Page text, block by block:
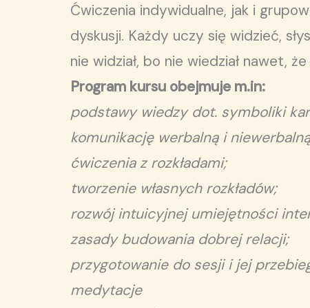
Ćwiczenia indywidualne, jak i
dyskusji. Każdy uczy się widzieć,
nie widział, bo nie wiedział nawet,
Program kursu obejmuje m.in:
podstawy wiedzy dot. symboliki
komunikację werbalną i
ćwiczenia z rozkładami;
tworzenie własnych rozkładów;
rozwój intuicyjnej umiejętności
zasady budowania dobrej relacji;
przygotowanie do sesji i jej
medytacje